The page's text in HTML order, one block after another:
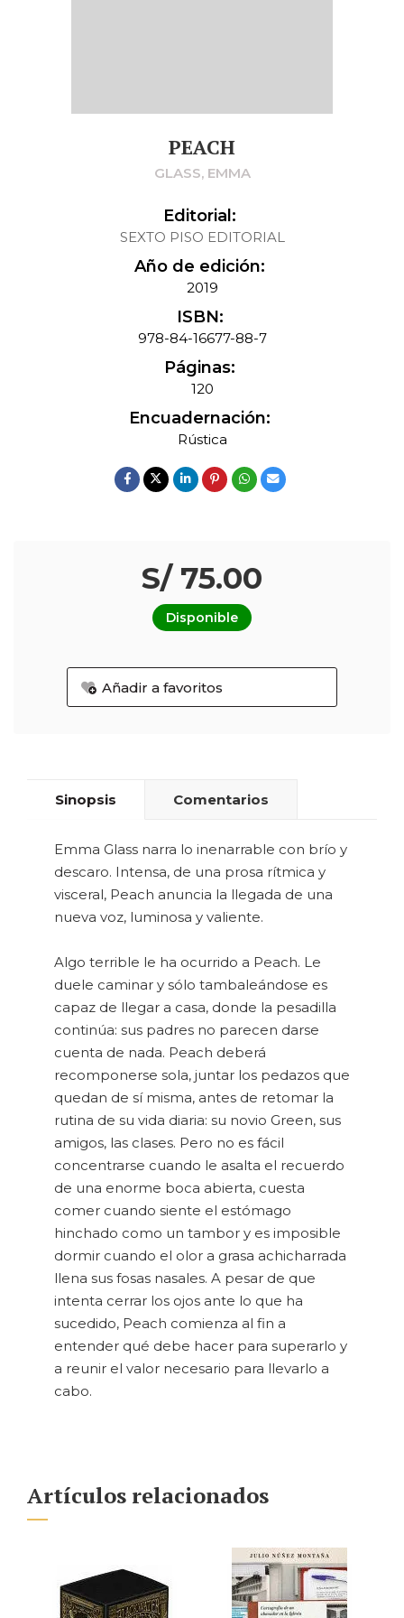
PEACH
GLASS, EMMA
Editorial:
SEXTO PISO EDITORIAL
Año de edición:
2019
ISBN:
978-84-16677-88-7
Páginas:
120
Encuadernación:
Rústica
S/ 75.00
Disponible
Añadir a favoritos
Sinopsis Comentarios
Emma Glass narra lo inenarrable con brío y
descaro. Intensa, de una prosa rítmica y
visceral, Peach anuncia la llegada de una
nueva voz, luminosa y valiente.
Algo terrible le ha ocurrido a Peach. Le
duele caminar y sólo tambaleándose es
capaz de llegar a casa, donde la pesadilla
continúa: sus padres no parecen darse
cuenta de nada. Peach deberá
recomponerse sola, juntar los pedazos que
quedan de sí misma, antes de retomar la
rutina de su vida diaria: su novio Green, sus
amigos, las clases. Pero no es fácil
concentrarse cuando le asalta el recuerdo
de una enorme boca abierta, cuesta
comer cuando siente el estómago
hinchado como un tambor y es imposible
dormir cuando el olor a grasa achicharrada
llena sus fosas nasales. A pesar de que
intenta cerrar los ojos ante lo que ha
sucedido, Peach comienza al fin a
entender qué debe hacer para superarlo y
a reunir el valor necesario para llevarlo a
cabo.
Artículos relacionados